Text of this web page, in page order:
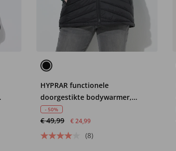
HYPRAR functionele
doorgestikte bodywarmer,
waterafstotend, gerecycled
- 50%
€ 49,99 € 24,99
(8)